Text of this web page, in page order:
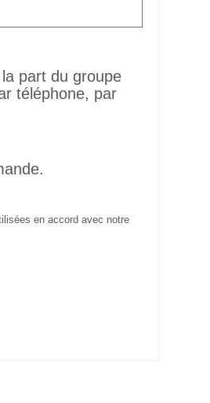
part du groupe
téléphone, par
en accord avec notre